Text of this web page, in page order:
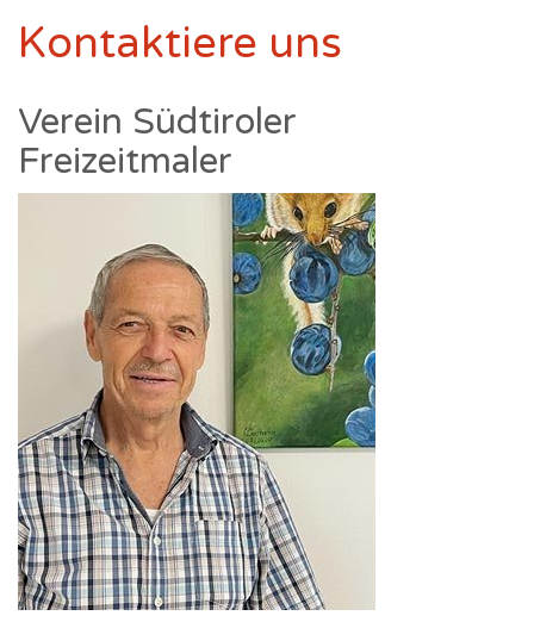
Kontaktiere uns
Verein Südtiroler
Freizeitmaler